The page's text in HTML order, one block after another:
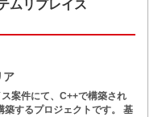
ムリプレイス
ア
案件にて、C++で構築され
するプロジェクトです。 基